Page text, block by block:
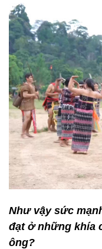
Như vậy sức
đạt ở những khía
ông?